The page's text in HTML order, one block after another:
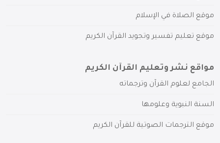
موقع الصلاة في الإسلام
موقع تعليم تفسير وتجويد القرآن الكريم
مواقع نشر وتعليم القرآن الكريم
الجامع لعلوم القرآن وترجماته
السنة النبوية وعلومها
موقع الترجمات الصوتية للقرآن الكريم